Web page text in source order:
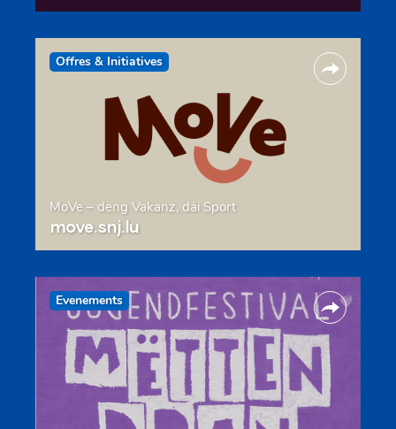
Offres & Initiatives
MoVe – deng Vakanz, däi Sport
move.snj.lu
Evenements